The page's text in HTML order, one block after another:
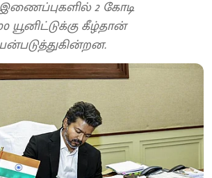
இணைப்புகளில் 2 கோடி
கீழ்தான்